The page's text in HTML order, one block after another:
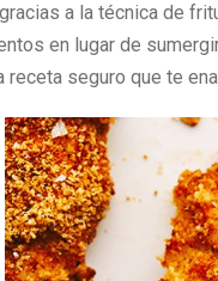
a la técnica de
en lugar de
seguro que te